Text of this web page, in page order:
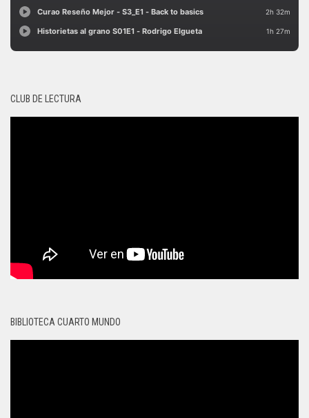
CLUB DE LECTURA
BIBLIOTECA CUARTO MUNDO